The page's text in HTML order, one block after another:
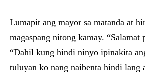
Lumapit ang mayor sa matanda at
magaspang nitong kamay. “Salamat
“Dahil kung hindi ninyo ipinakita
tuluyan ko nang naibenta hindi lang